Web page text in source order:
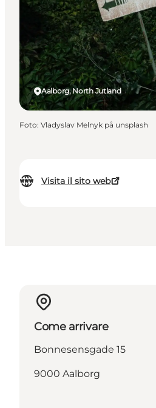
Visita il sito web
Aalborg, North Jutland
Foto: Vladyslav Melnyk på unsplash
Come arrivare
Bonnesensgade 15
9000 Aalborg